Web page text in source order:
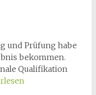
und Prüfung habe
bekommen.
Qualifikation